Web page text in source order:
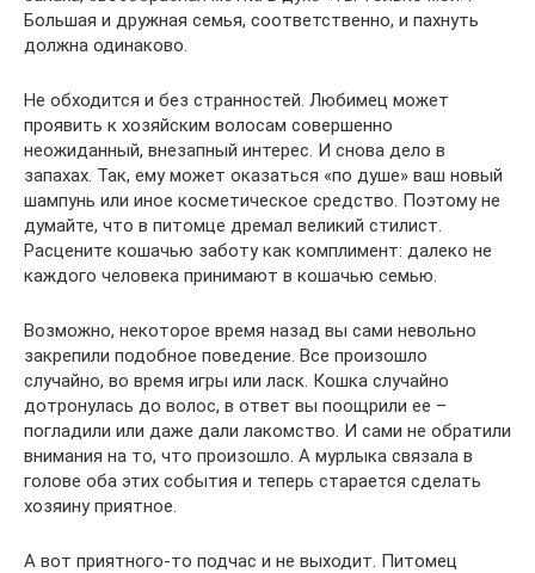
Большая и дружная семья, соответственно, и пахнуть
должна одинаково.
Не обходится и без странностей. Любимец может
проявить к хозяйским волосам совершенно
неожиданный, внезапный интерес. И снова дело в
запахах. Так, ему может оказаться «по душе» ваш новый
шампунь или иное косметическое средство. Поэтому не
думайте, что в питомце дремал великий стилист.
Расцените кошачью заботу как комплимент: далеко не
каждого человека принимают в кошачью семью.
Возможно, некоторое время назад вы сами невольно
закрепили подобное поведение. Все произошло
случайно, во время игры или ласк. Кошка случайно
дотронулась до волос, в ответ вы поощрили ее –
погладили или даже дали лакомство. И сами не обратили
внимания на то, что произошло. А мурлыка связала в
голове оба этих события и теперь старается сделать
хозяину приятное.
А вот приятного-то подчас и не выходит. Питомец